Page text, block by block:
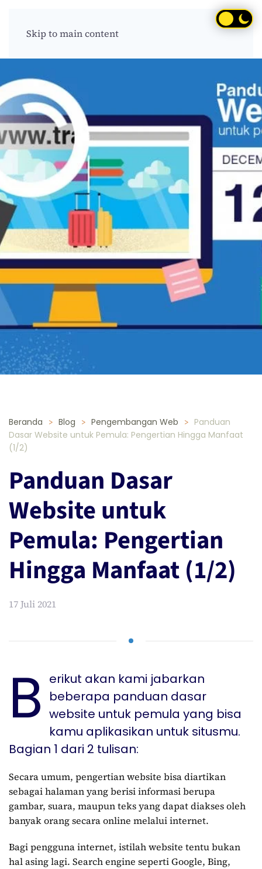
Skip to main content
Beranda Blog Pengembangan Web
Panduan
Dasar Website untuk Pemula: Pengertian Hingga Manfaat
(1/2)
Panduan Dasar
Website untuk
Pemula: Pengertian
Hingga Manfaat (1/2)
17 Juli 2021
B erikut akan kami jabarkan
beberapa panduan dasar
website untuk pemula yang bisa
kamu aplikasikan untuk situsmu.
Bagian 1 dari 2 tulisan:
Secara umum, pengertian website bisa diartikan
sebagai halaman yang berisi informasi berupa
gambar, suara, maupun teks yang dapat diakses oleh
banyak orang secara online melalui internet.
Bagi pengguna internet, istilah website tentu bukan
hal asing lagi. Search engine seperti Google, Bing,